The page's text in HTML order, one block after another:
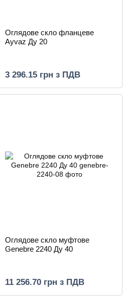
Оглядове скло фланцеве
Ayvaz Ду 20
3 296.15 грн з ПДВ
Оглядове скло муфтове
Genebre 2240 Ду 40
11 256.70 грн з ПДВ